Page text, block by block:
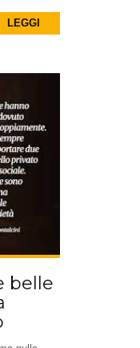
LEGGI
belle